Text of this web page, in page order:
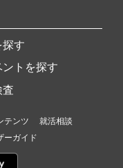
探す
トを探す
査
テンツ
就活相談
ーガイド